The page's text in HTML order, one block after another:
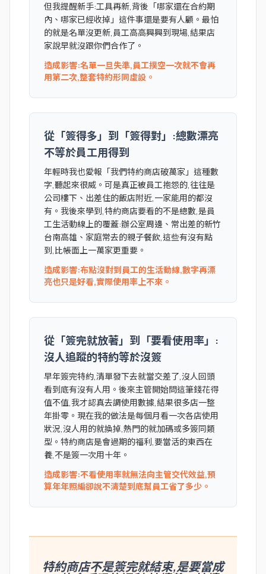
但我提醒新手:工具再新,背後「哪家還在合約期
內、哪家已經收掉」這件事還是要有人顧。最怕
的就是名單沒更新,員工高高興興到現場,結果店
家說早就沒跟你們合作了。
造成影響:名單一旦失準,員工撲空一次就不會再
用第二次,整套特約形同虛設。
從「簽得多」到「簽得對」:總數漂亮
不等於員工用得到
年輕時我也愛報「我們特約商店破萬家」這種數
字,聽起來很威。可是真正被員工抱怨的,往往是
公司樓下、出差住的飯店附近,一家能用的都沒
有。我後來學到,特約商店要看的不是總數,是員
工生活動線上的覆蓋:辦公室周邊、常出差的新竹
台南高雄、家庭常去的親子餐飲,這些有沒有點
到,比帳面上一萬家更重要。
造成影響:布點沒對到員工的生活動線,數字再漂
亮也只是好看,實際使用率上不來。
從「簽完就放著」到「要看使用率」:
沒人追蹤的特約等於沒簽
早年簽完特約,清單發下去就當交差了,沒人回頭
看到底有沒有人用。後來主管開始問這筆錢花得
值不值,我才認真去調使用數據,結果很多店一整
年掛零。現在我的做法是每個月看一次各店使用
狀況,沒人用的就換掉,熱門的就加碼或多簽同類
型。特約商店是會過期的福利,要當活的東西在
養,不是簽一次用十年。
造成影響:不看使用率就無法向主管交代效益,預
算年年照編卻說不清楚到底幫員工省了多少。
特約商店不是簽完就結束,是要當成